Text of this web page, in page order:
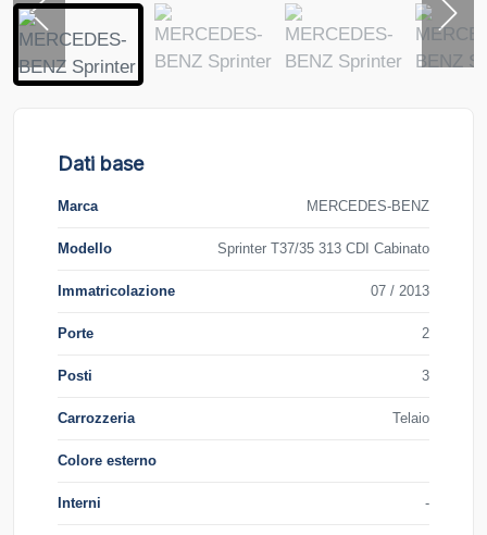
Dati base
Marca MERCEDES-BENZ
Modello Sprinter T37/35 313 CDI Cabinato
Immatricolazione 07 / 2013
Porte 2
Posti 3
Carrozzeria Telaio
Colore esterno
Interni -